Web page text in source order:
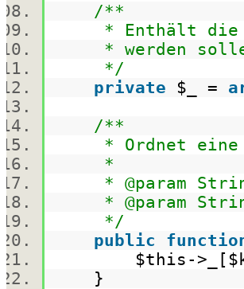
/**
* Enthält die
* werden
*/
private
$_ =
/**
* Ordnet eine
*
* @param
* @param
*/
public
$this ->_[
}